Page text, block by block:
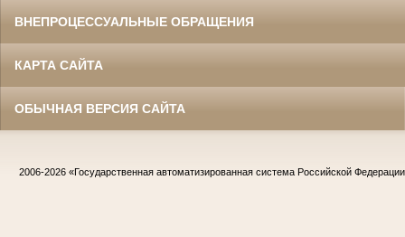
ВНЕПРОЦЕССУАЛЬНЫЕ ОБРАЩЕНИЯ
КАРТА САЙТА
ОБЫЧНАЯ ВЕРСИЯ САЙТА
2006-2026 «Государственная автоматизированная система Российской